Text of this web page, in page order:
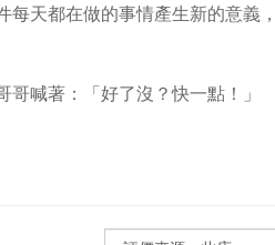
天都在做的事情產生新的意義
喊著：「好了沒？快一點！」